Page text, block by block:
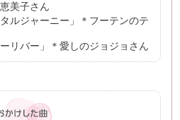
美子さん
ルジャーニー」＊フーテンのテ
リバー」＊愛しのジョジョさん